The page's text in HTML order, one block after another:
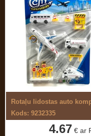
Kods: 9232335
4.67 € ar